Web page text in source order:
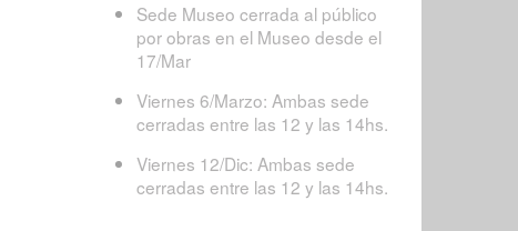
Sede Museo cerrada al público
por obras en el Museo desde el
17/Mar
Viernes 6/Marzo: Ambas sede
cerradas entre las 12 y las 14hs.
Viernes 12/Dic: Ambas sede
cerradas entre las 12 y las 14hs.